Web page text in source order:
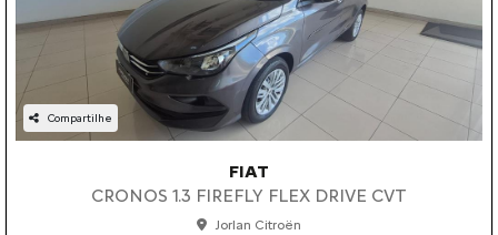
Compartilhe
FIAT
CRONOS 1.3 FIREFLY FLEX DRIVE CVT
Jorlan Citroën